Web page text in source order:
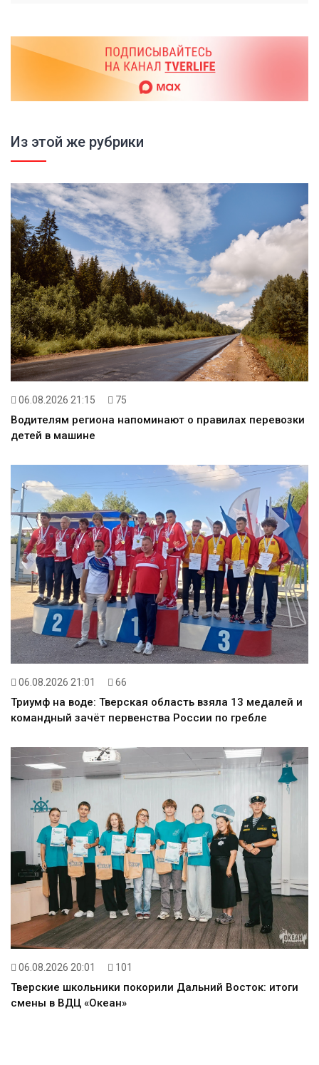
Из этой же рубрики
06.08.2026 21:15 75
Водителям региона напоминают о правилах перевозки
детей в машине
06.08.2026 21:01 66
Триумф на воде: Тверская область взяла 13 медалей и
командный зачёт первенства России по гребле
06.08.2026 20:01 101
Тверские школьники покорили Дальний Восток: итоги
смены в ВДЦ «Океан»